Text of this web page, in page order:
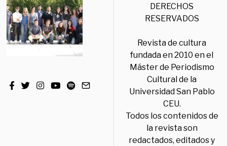
DERECHOS
RESERVADOS
Revista de cultura
fundada en 2010 en el
Máster de Periodismo
Cultural de la
Universidad San Pablo
CEU.
Todos los contenidos de
la revista son
redactados, editados y